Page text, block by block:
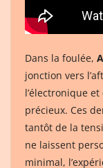
Dans la foulée,
jonction vers
l’électronique
précieux. Ces
tantôt de la
ne laissent
minimal,